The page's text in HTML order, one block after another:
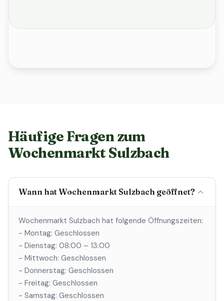
Häufige Fragen zum
Wochenmarkt Sulzbach
Wann hat Wochenmarkt Sulzbach geöffnet?
Wochenmarkt Sulzbach hat folgende Öffnungszeiten:
- Montag: Geschlossen
- Dienstag: 08:00 – 13:00
- Mittwoch: Geschlossen
- Donnerstag: Geschlossen
- Freitag: Geschlossen
- Samstag: Geschlossen